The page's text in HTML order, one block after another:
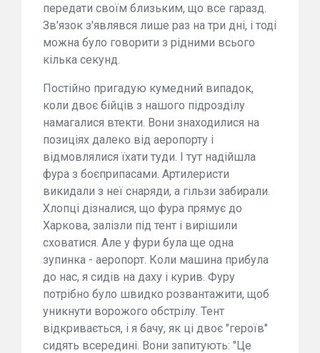
передати своїм близьким, що все гаразд.
Зв'язок з'являвся лише раз на три дні, і тоді
можна було говорити з рідними всього
кілька секунд.
Постійно пригадую кумедний випадок,
коли двоє бійців з нашого підрозділу
намагалися втекти. Вони знаходилися на
позиціях далеко від аеропорту і
відмовлялися їхати туди. І тут надійшла
фура з боєприпасами. Артилеристи
викидали з неї снаряди, а гільзи забирали.
Хлопці дізналися, що фура прямує до
Харкова, залізли під тент і вирішили
сховатися. Але у фури була ще одна
зупинка - аеропорт. Коли машина прибула
до нас, я сидів на даху і курив. Фуру
потрібно було швидко розвантажити, щоб
уникнути ворожого обстрілу. Тент
відкривається, і я бачу, як ці двоє "героїв"
сидять всередині. Вони запитують: "Це